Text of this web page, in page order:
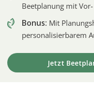
Beetplanung mit
Bonus: Mit
personalisierbarem
Jetzt